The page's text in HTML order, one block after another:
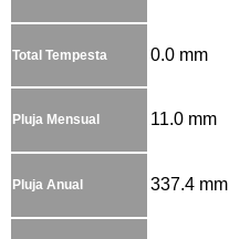
Total Tempesta 0.0 mm
Pluja Mensual 11.0 mm
Pluja Anual 337.4 mm